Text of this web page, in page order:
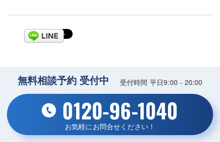
無料相談予約 受付中 受付時間 平日9:00 - 20:00
0120-96-1040
お気軽にお問合せください！